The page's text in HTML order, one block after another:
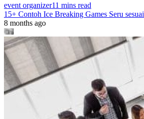
event organizer11 mins read
15+ Contoh Ice Breaking Games Seru
8 months ago